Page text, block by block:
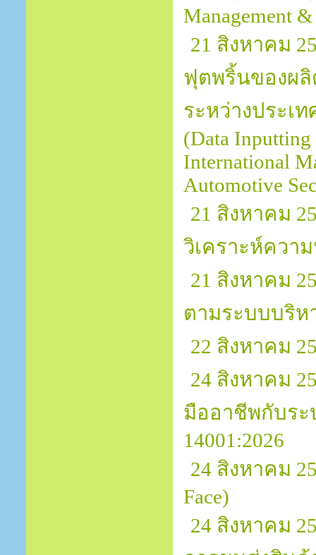
Management
21 สิงหาคม
ฟุตพริ้นของผ
ระหว่างประเ
(Data Inputting
International
Automotive
21 สิงหาคม
วิเคราะห์ควา
21 สิงหาคม
ตามระบบบริห
22 สิงหาคม
24 สิงหาคม
มืออาชีพกับระ
14001:2026
24 สิงหาคม
Face)
24 สิงหาคม